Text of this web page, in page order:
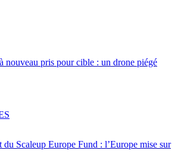
nouveau pris pour cible : un drone piégé
du Scaleup Europe Fund : l’Europe mise sur